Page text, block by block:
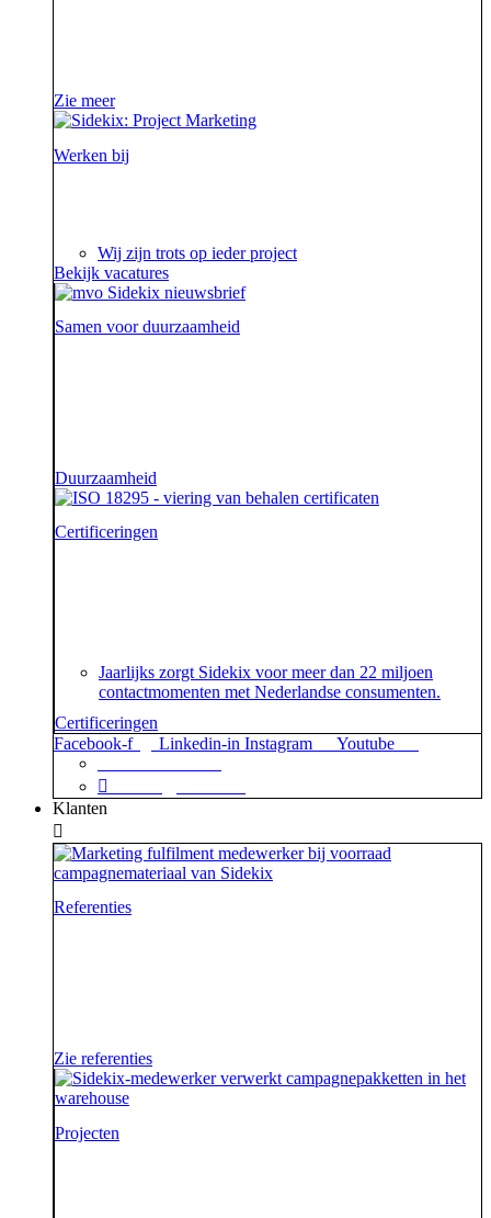
Zie meer
Werken bij
Wij zijn trots op ieder project
Bekijk vacatures
Samen voor duurzaamheid
Duurzaamheid
Certificeringen
Jaarlijks zorgt Sidekix voor meer dan 22 miljoen
contactmomenten met Nederlandse consumenten.
Certificeringen
Facebook-f
Linkedin-in Instagram
Youtube
Klanten
Referenties
Zie referenties
Projecten